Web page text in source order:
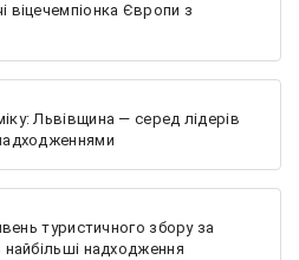
віцечемпіонка Європи з
Львівщина — серед лідерів
туристичного збору за
надходження